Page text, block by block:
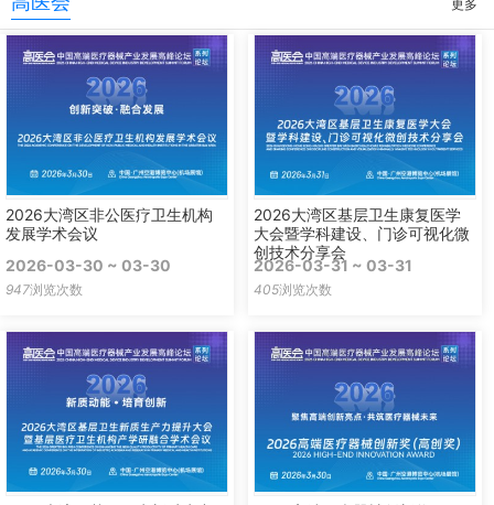
更多
2026大湾区非公医疗卫生机构
发展学术会议
2026-03-30 ~ 03-30
947浏览次数
2026大湾区基层卫生康复医学
大会暨学科建设、门诊可视化微
创技术分享会
2026-03-31 ~ 03-31
405浏览次数